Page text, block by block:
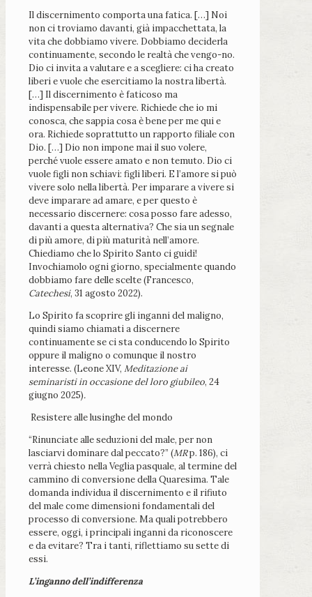
Il discernimento comporta una fatica. […] Noi
non ci troviamo davanti, già impacchettata, la
vita che dobbiamo vivere. Dobbiamo deciderla
continuamente, secondo le realtà che vengo-no.
Dio ci invita a valutare e a scegliere: ci ha creato
liberi e vuole che esercitiamo la nostra libertà.
[…] Il discernimento è faticoso ma
indispensabile per vivere. Richiede che io mi
conosca, che sappia cosa è bene per me qui e
ora. Richiede soprattutto un rapporto filiale con
Dio. […] Dio non impone mai il suo volere,
perché vuole essere amato e non temuto. Dio ci
vuole figli non schiavi: figli liberi. E l’amore si può
vivere solo nella libertà. Per imparare a vivere si
deve imparare ad amare, e per questo è
necessario discernere: cosa posso fare adesso,
davanti a questa alternativa? Che sia un segnale
di più amore, di più maturità nell’amore.
Chiediamo che lo Spirito Santo ci guidi!
Invochiamolo ogni giorno, specialmente quando
dobbiamo fare delle scelte (Francesco,
Catechesi, 31 agosto 2022).
Lo Spirito fa scoprire gli inganni del maligno,
quindi siamo chiamati a discernere
continuamente se ci sta conducendo lo Spirito
oppure il maligno o comunque il nostro
interesse. (Leone XIV, Meditazione ai
seminaristi in occasione del loro giubileo, 24
giugno 2025).
Resistere alle lusinghe del mondo
“Rinunciate alle seduzioni del male, per non
lasciarvi dominare dal peccato?” (MRp. 186), ci
verrà chiesto nella Veglia pasquale, al termine del
cammino di conversione della Quaresima. Tale
domanda individua il discernimento e il rifiuto
del male come dimensioni fondamentali del
processo di conversione. Ma quali potrebbero
essere, oggi, i principali inganni da riconoscere
e da evitare? Tra i tanti, riflettiamo su sette di
essi.
L’inganno dell’indifferenza